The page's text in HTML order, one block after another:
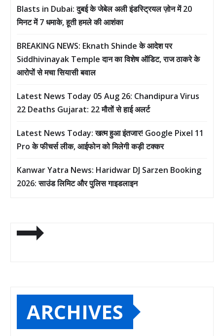
Blasts in Dubai: दुबई के जेबेल अली इंडस्ट्रियल ज़ोन में 20
मिनट में 7 धमाके, हूती हमले की आशंका
BREAKING NEWS: Eknath Shinde के आदेश पर
Siddhivinayak Temple दान का विशेष ऑडिट, राज ठाकरे के
आरोपों से मचा सियासी बवाल
Latest News Today 05 Aug 26: Chandipura Virus
22 Deaths Gujarat: 22 मौतों से हाई अलर्ट
Latest News Today: खत्म हुआ इंतजार! Google Pixel 11
Pro के फीचर्स लीक, आईफोन को मिलेगी कड़ी टक्कर
Kanwar Yatra News: Haridwar DJ Sarzen Booking
2026: साउंड लिमिट और पुलिस गाइडलाइन
ARCHIVES